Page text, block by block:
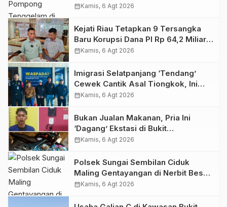
Ditemukan, Begini Kondisinya!
calendar_monthKamis, 6 Agt 2026
Kejati Riau Tetapkan 9 Tersangka
Baru Korupsi Dana PI Rp 64,2 Miliar,
Ini Orangnya!
calendar_monthKamis, 6 Agt 2026
Imigrasi Selatpanjang ‘Tendang’
Cewek Cantik Asal Tiongkok, Ini
Sebabnya!
calendar_monthKamis, 6 Agt 2026
Bukan Jualan Makanan, Pria Ini
‘Dagang’ Ekstasi di Bukit
Gelanggang Dumai
calendar_monthKamis, 6 Agt 2026
Polsek Sungai Sembilan Ciduk
Maling Gentayangan di Nerbit Besar
Dumai
calendar_monthKamis, 6 Agt 2026